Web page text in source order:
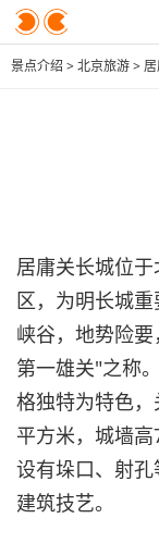
景点介绍 >北京旅游>
居庸关长城位
区，为明长城
峡谷，地势险
第一雄关"之称
格独特为特色
平方米，城墙
设有垛口、射
建筑技艺。